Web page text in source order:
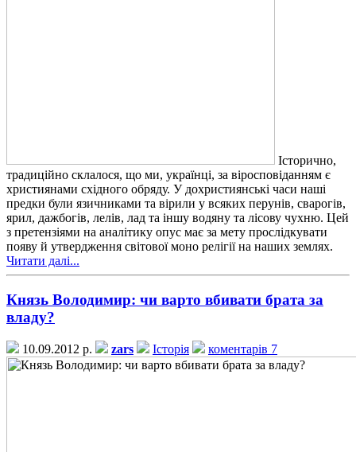
Історично,
традиційно склалося, що ми, українці, за віросповіданням є
християнами східного обряду. У дохристиянські часи наші
предки були язичниками та вірили у всяких перунів, сварогів,
ярил, дажбогів, лелів, лад та іншу водяну та лісову чухню. Цей
з претензіями на аналітику опус має за мету прослідкувати
появу й утвердження світової моно релігії на наших землях.
Читати далі...
Князь Володимир: чи варто вбивати брата за
владу?
10.09.2012 р. zars Історія коментарів 7